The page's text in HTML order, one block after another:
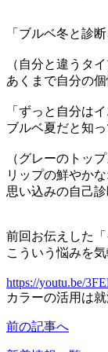
「ブルベ冬と診
（自分と違うタ
あくまで自分の
「ずっと自分は
ブルベ夏だと知
（グレーのトッ
リップの鮮やか
思い込みの自己
前回お伝えした
こういう悩みを
https://youtu.be/
カラーの活用は
前の記事へ